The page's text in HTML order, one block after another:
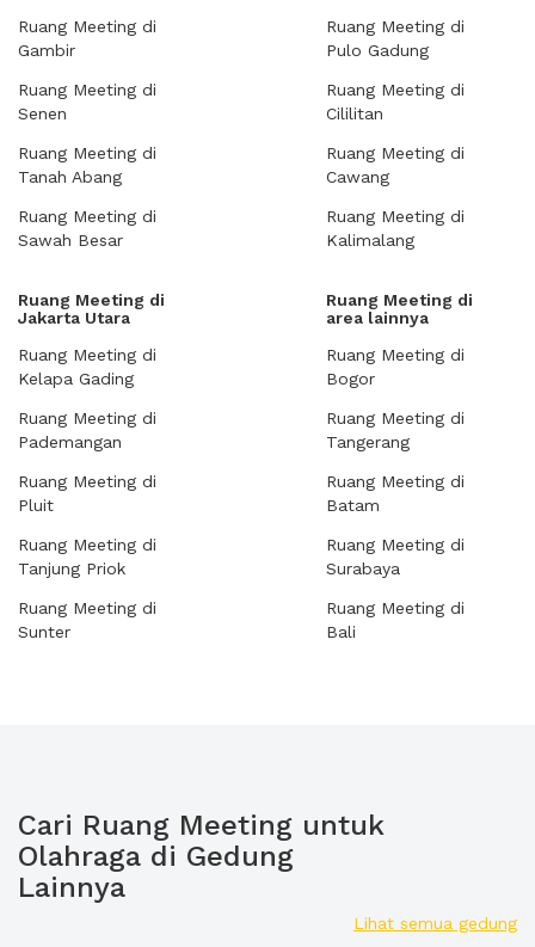
Ruang Meeting di
Gambir
Ruang Meeting di
Senen
Ruang Meeting di
Tanah Abang
Ruang Meeting di
Sawah Besar
Ruang Meeting di
Pulo Gadung
Ruang Meeting di
Cililitan
Ruang Meeting di
Cawang
Ruang Meeting di
Kalimalang
Ruang Meeting di
Jakarta Utara
Ruang Meeting di
Kelapa Gading
Ruang Meeting di
Pademangan
Ruang Meeting di
Pluit
Ruang Meeting di
Tanjung Priok
Ruang Meeting di
Sunter
Ruang Meeting di
area lainnya
Ruang Meeting di
Bogor
Ruang Meeting di
Tangerang
Ruang Meeting di
Batam
Ruang Meeting di
Surabaya
Ruang Meeting di
Bali
Cari Ruang Meeting untuk
Olahraga di Gedung
Lainnya
Lihat semua gedung